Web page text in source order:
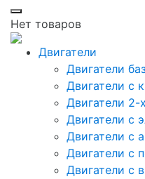
Нет товаров
Двигатели
Двигатели
Двигатели с
Двигатели 2-
Двигатели с
Двигатели с
Двигатели с
Двигатели с